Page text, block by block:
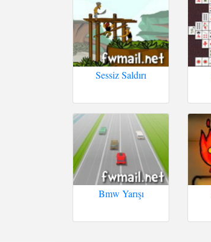
Sessiz Saldırı
Bmw Yarışı